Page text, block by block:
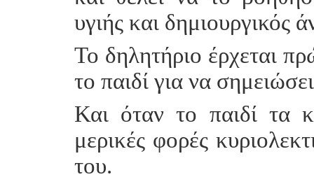
υγιής και δημιουργικός
Το δηλητήριο έρχεται
το παιδί για να
Και όταν το παιδί τα
μερικές φορές
του.